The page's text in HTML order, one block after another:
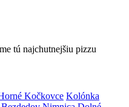
tú najchutnejšiu pizzu
Kočkovce Kolónka